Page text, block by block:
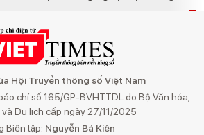
Hội Truyền thông số Việt Nam
chí số 165/GP-BVHTTDL do Bộ Văn hóa,
Du lịch cấp ngày 27/11/2025
Biên tập: Nguyễn Bá Kiên